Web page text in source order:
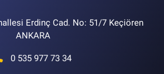
Erdinç Cad. No: 51/7 Keçiören
ANKARA
0 535 977 73 34